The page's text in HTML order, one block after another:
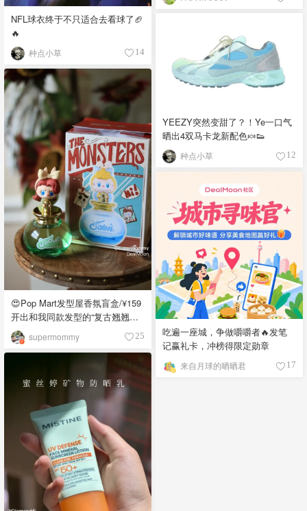
NFL球衣终于不只适合去看球了🏈
🔥
种点小草 14
YEEZY突然变甜了？！Ye一口气
晒出4双马卡龙新配色🍬👟
种点小草 12
😍Pop Mart发型屋香氛盲盒/¥159
开出和我同款发型的“复古翘翘头”
😍
supermommy 25
吃遍一座城，争做嚼嚼者🔥发笔
记赢礼卡，冲榜得限定勋章
来自月球的晒晒君 17